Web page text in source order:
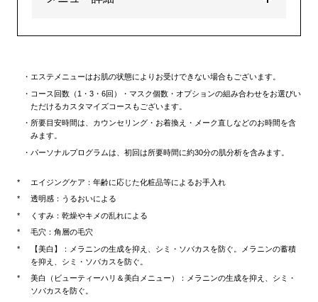
エステメニューはお肌の状態によりお受けできない場合もございます。
コース回数（1・3・6回）・マスク個数・オプションの組み合わせをお選びい
ただけるカスタマイズコースもございます。
所要目安時間は、カウンセリング・お着換え・メーク直しなどのお時間を含
みます。
パーソナルプログラムは、初回は所要時間に約30分の肌分析を含みます。
エイジングケア：年齢に応じた化粧品等によるお手入れ
透明感：うるおいによる
くすみ：乾燥やキメの乱れによる
毛穴：角層の毛穴
【美白】：メラニンの生成を抑え、シミ・ソバカスを防ぐ。メラニンの蓄積
を抑え、シミ・ソバカスを防ぐ。
美白（ビューティーハリ＆美白メニュー）：メラニンの生成を抑え、シミ・
ソバカスを防ぐ。